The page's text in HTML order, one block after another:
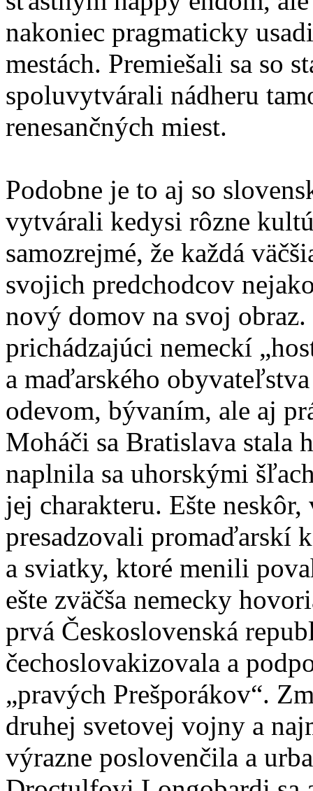
nakoniec pragmaticky
mestách. Premiešali sa so
spoluvytvárali nádheru
renesančných miest.
Podobne je to aj so
vytvárali kedysi rôzne
samozrejmé, že každá
svojich predchodcov
nový domov na svoj
prichádzajúci nemeckí
a maďarského
odevom, bývaním, ale aj
Moháči sa Bratislava stala
naplnila sa uhorskými
jej charakteru. Ešte
presadzovali promaďarskí
a sviatky, ktoré menili
ešte zväčša nemecky
prvá Československá
čechoslovakizovala a
„pravých Prešporákov“.
druhej svetovej vojny a
výrazne poslovenčila a